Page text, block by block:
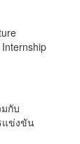
อินโนเวชัน
กับ
แข่งขัน
SEA V